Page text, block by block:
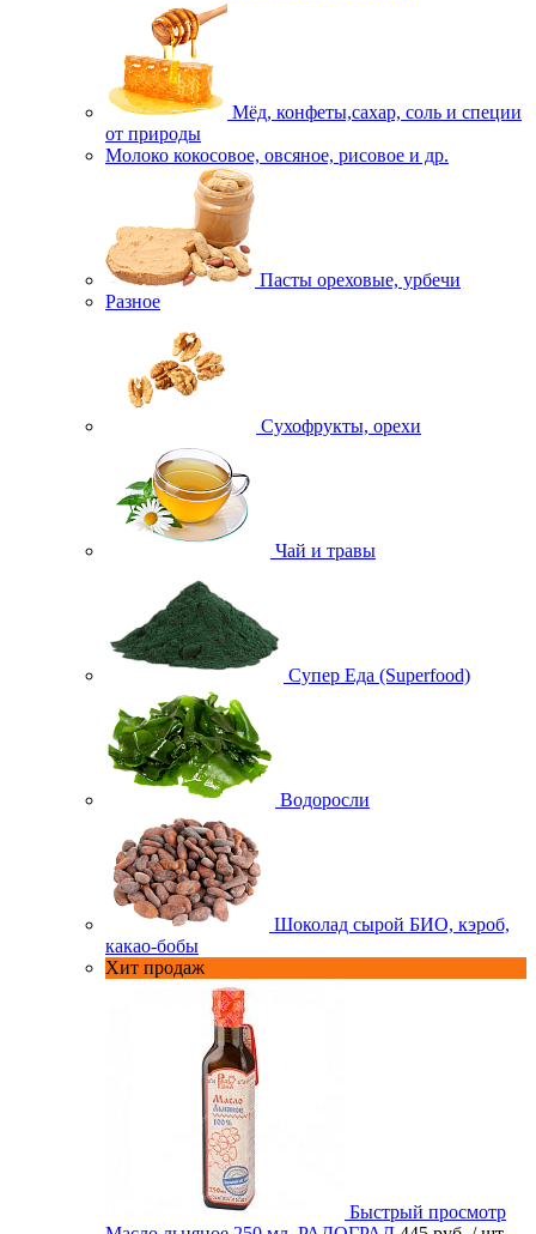
Мёд, конфеты,сахар, соль и специи
от природы
Молоко кокосовое, овсяное, рисовое и др.
Пасты ореховые, урбечи
Разное
Сухофрукты, орехи
Чай и травы
Супер Еда (Superfood)
Водоросли
Шоколад сырой БИО, кэроб,
какао-бобы
Хит продаж
Быстрый просмотр